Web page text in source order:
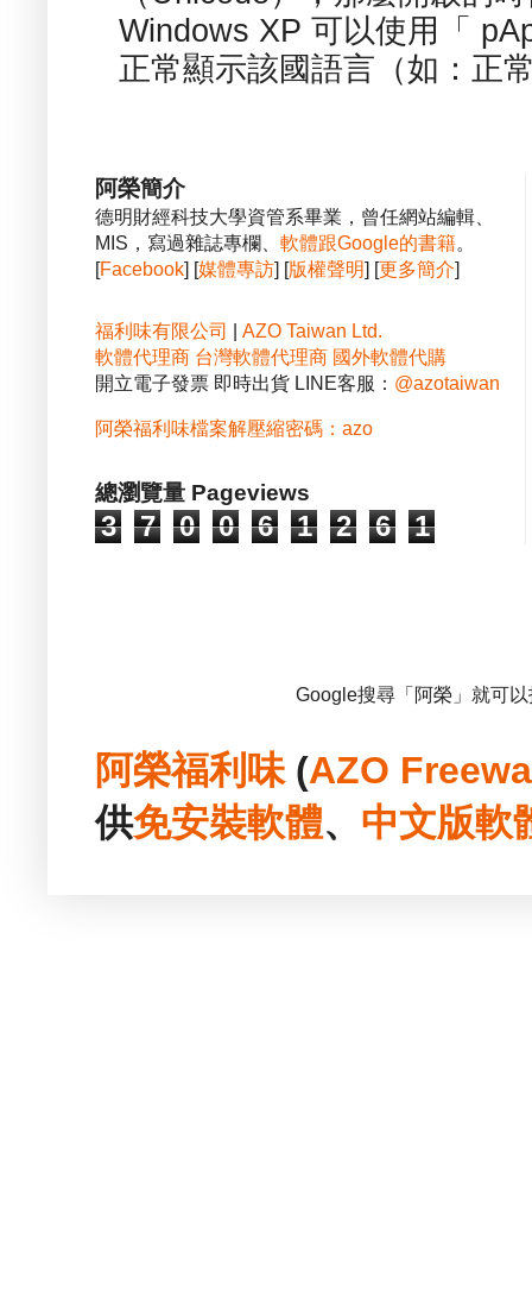
Windows XP 可以使用「
正常顯示該國語言（如：正
阿榮簡介
德明財經科技大學資管系畢業，曾任網站編輯、
MIS，寫過雜誌專欄、 軟體跟Google的書籍。
[Facebook] [媒體專訪] [版權聲明] [更多簡介]
福利味有限公司
AZO Taiwan Ltd.
軟體代理商 台灣軟體代理商 國外軟體代購
開立電子發票 即時出貨 LINE客服： @azotaiwan
阿榮福利味檔案解壓縮密碼：azo
總瀏覽量 Pageviews
3 7 0 0 6 1 2 6 1
Google搜尋「阿榮」就可
阿榮福利味(AZO
供免安裝軟體、 中文版軟